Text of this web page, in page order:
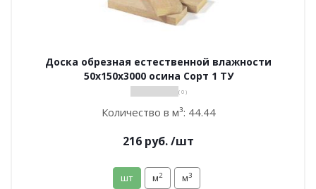
Доска обрезная естественной влажности
50х150х3000 осина Сорт 1 ТУ
( 0 )
Количество в м³: 44.44
216 руб./шт
шт м2 м3